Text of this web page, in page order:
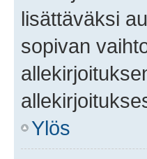
lisättäväksi
sopivan
Ylös